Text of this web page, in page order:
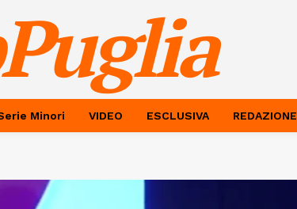
Minori VIDEO ESCLUSIVA REDAZIONE